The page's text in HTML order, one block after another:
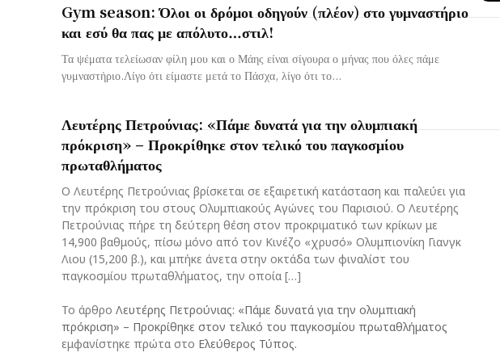
Gym season: Όλοι οι δρόμοι οδηγούν (πλέον) στο γυμναστήριο
και εσύ θα πας με απόλυτο…στιλ!
Τα ψέματα τελείωσαν φίλη μου και ο Μάης είναι σίγουρα ο μήνας που όλες πάμε
γυμναστήριο.Λίγο ότι είμαστε μετά το Πάσχα, λίγο ότι το...
Λευτέρης Πετρούνιας: «Πάμε δυνατά για την ολυμπιακή
πρόκριση» – Προκρίθηκε στον τελικό του παγκοσμίου
πρωταθλήματος
Ο Λευτέρης Πετρούνιας βρίσκεται σε εξαιρετική κατάσταση και παλεύει για
την πρόκριση του στους Ολυμπιακούς Αγώνες του Παρισιού. Ο Λευτέρης
Πετρούνιας πήρε τη δεύτερη θέση στον προκριματικό των κρίκων με
14,900 βαθμούς, πίσω μόνο από τον Κινέζο «χρυσό» Ολυμπιονίκη Γιανγκ
Λιου (15,200 β.), και μπήκε άνετα στην οκτάδα των φιναλίστ του
παγκοσμίου πρωταθλήματος, την οποία […]
Το άρθρο Λευτέρης Πετρούνιας: «Πάμε δυνατά για την ολυμπιακή
πρόκριση» – Προκρίθηκε στον τελικό του παγκοσμίου πρωταθλήματος
εμφανίστηκε πρώτα στο Ελεύθερος Τύπος.